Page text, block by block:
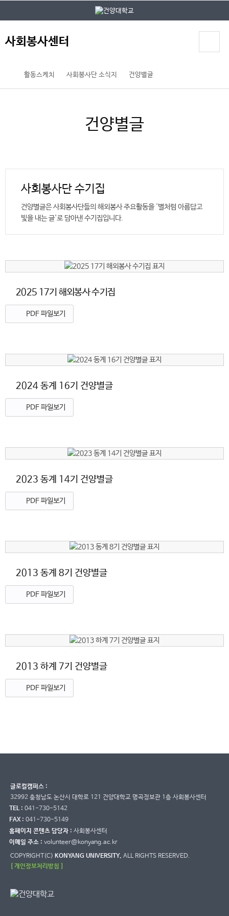
사회봉사센터
활동스케치 사회봉사단 소식지 건양별글
건양별글
사회봉사단 수기집
건양별글은 사회봉사단들의 해외봉사 주요활동을 '별처럼 아름답고
빛을 내는 글'로 담아낸 수기집입니다.
2025 17기 해외봉사 수기집
PDF 파일보기
2024 동계 16기 건양별글
PDF 파일보기
2023 동계 14기 건양별글
PDF 파일보기
2013 동계 8기 건양별글
PDF 파일보기
2013 하계 7기 건양별글
PDF 파일보기
글로컬캠퍼스 :
32992 충청남도 논산시 대학로 121 건양대학교 명곡정보관 1층 사회봉사센터
TEL : 041-730-5142
FAX : 041-730-5149
홈페이지 콘텐츠 담당자 : 사회봉사센터
이메일 주소 : volunteer@konyang.ac.kr
COPYRIGHT(C) KONYANG UNIVERSITY. ALL RIGHTS RESERVED.
[ 개인정보처리방침 ]